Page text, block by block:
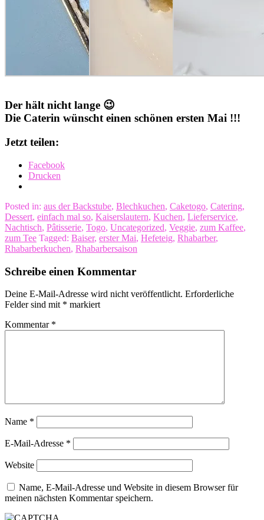
Der hält nicht lange 😉
Die Caterin wünscht einen schönen ersten Mai !!!
Jetzt teilen:
Facebook
Drucken
Posted in: aus der Backstube, Blechkuchen, Caketogo, Catering,
Dessert, einfach mal so, Kaiserslautern, Kuchen, Lieferservice,
Nachtisch, Pâtisserie, Togo, Uncategorized, Veggie, zum Kaffee,
zum Tee Tagged: Baiser, erster Mai, Hefeteig, Rhabarber,
Rhabarberkuchen, Rhabarbersaison
Schreibe einen Kommentar
Deine E-Mail-Adresse wird nicht veröffentlicht. Erforderliche
Felder sind mit * markiert
Kommentar *
Name *
E-Mail-Adresse *
Website
Name, E-Mail-Adresse und Website in diesem Browser für
meinen nächsten Kommentar speichern.